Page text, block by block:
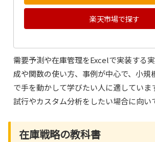
楽天市場で探す
需要予測や在庫管理をExcelで実装する
成や関数の使い方、事例が中心で、小規
で手を動かして学びたい人に適していま
試行やカスタム分析をしたい場合に向い
在庫戦略の教科書